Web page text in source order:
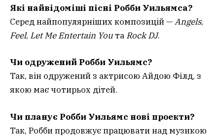
Які найвідоміші пісні Робби Уильямса?
Серед найпопулярніших композицій —Angels,
Feel, Let Me Entertain You та Rock DJ.
Чи одружений Робби Уильямс?
Так, він одружений з актрисою Айдою Філд, з
якою має чотирьох дітей.
Чи планує Робби Уильямс нові проекти?
Так, Робби продовжує працювати над музикою